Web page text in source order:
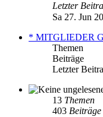
Letzter
Sa 27. Jun
* MITGLIEDER
Themen
Beiträge
Letzter
13 Themen
403 Beiträge